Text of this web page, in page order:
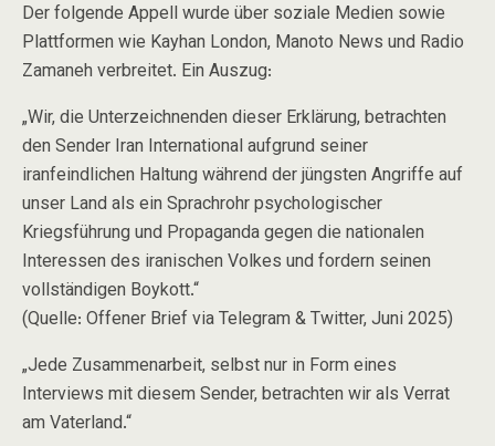
Der folgende Appell wurde über soziale Medien sowie
Plattformen wie Kayhan London, Manoto News und Radio
Zamaneh verbreitet. Ein Auszug:
„Wir, die Unterzeichnenden dieser Erklärung, betrachten
den Sender Iran International aufgrund seiner
iranfeindlichen Haltung während der jüngsten Angriffe auf
unser Land als ein Sprachrohr psychologischer
Kriegsführung und Propaganda gegen die nationalen
Interessen des iranischen Volkes und fordern seinen
vollständigen Boykott.“
(Quelle: Offener Brief via Telegram & Twitter, Juni 2025)
„Jede Zusammenarbeit, selbst nur in Form eines
Interviews mit diesem Sender, betrachten wir als Verrat
am Vaterland.“